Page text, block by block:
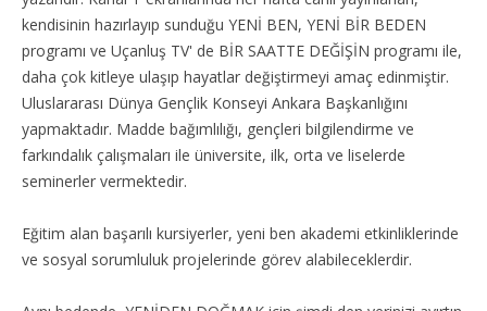
kendisinin hazırlayıp sunduğu YENİ BEN, YENİ BİR BEDEN
programı ve Uçanluş TV' de BİR SAATTE DEĞİŞİN programı ile,
daha çok kitleye ulaşıp hayatlar değiştirmeyi amaç edinmiştir.
Uluslararası Dünya Gençlik Konseyi Ankara Başkanlığını
yapmaktadır. Madde bağımlılığı, gençleri bilgilendirme ve
farkındalık çalışmaları ile üniversite, ilk, orta ve liselerde
seminerler vermektedir.
Eğitim alan başarılı kursiyerler, yeni ben akademi etkinliklerinde
ve sosyal sorumluluk projelerinde görev alabileceklerdir.